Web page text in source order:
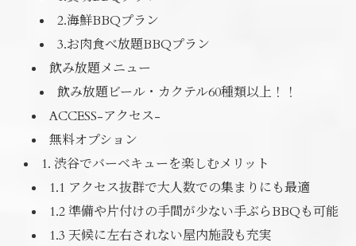
2.海鮮BBQプラン
3.お肉食べ放題BBQプラン
飲み放題メニュー
飲み放題ビール・カクテル60種類以上！！
ACCESS-アクセス-
無料オプション
1. 渋谷でバーベキューを楽しむメリット
1.1 アクセス抜群で大人数での集まりにも最適
1.2 準備や片付けの手間が少ない手ぶらBBQも可能
1.3 天候に左右されない屋内施設も充実